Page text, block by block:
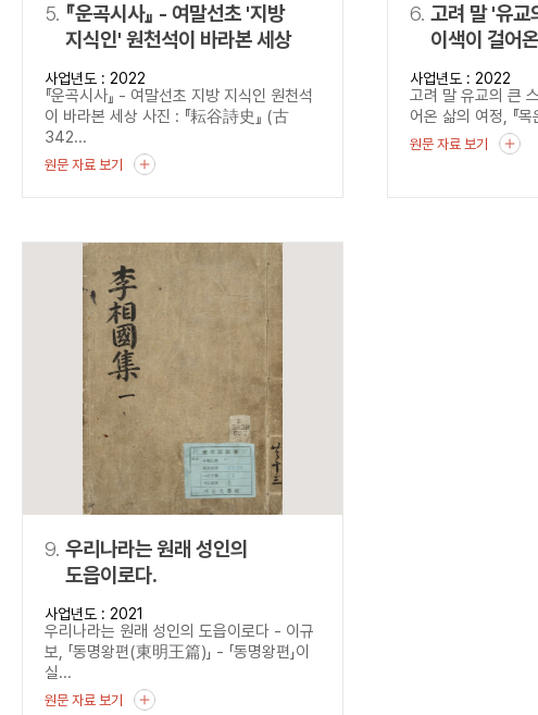
5. 『운곡시사』 - 여말선초 '지방
지식인' 원천석이 바라본 세상
사업년도 : 2022
『운곡시사』 - 여말선초 지방 지식인 원천석
이 바라본 세상 사진 : 『耘谷詩史』 (古
342...
원문 자료 보기
6. 고려 말 '유교
이색이 걸어
『목은집』
사업년도 : 2022
고려 말 유교의 큰
어온 삶의 여정, 『
원문 자료 보기
9. 우리나라는 원래 성인의
도읍이로다.
사업년도 : 2021
우리나라는 원래 성인의 도읍이로다 - 이규
보, 「동명왕편(東明王篇)」 - 「동명왕편」이
실...
원문 자료 보기